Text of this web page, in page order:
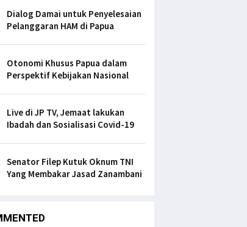
Dialog Damai untuk Penyelesaian
Pelanggaran HAM di Papua
Otonomi Khusus Papua dalam
Perspektif Kebijakan Nasional
Live di JP TV, Jemaat lakukan
Ibadah dan Sosialisasi Covid-19
Senator Filep Kutuk Oknum TNI
Yang Membakar Jasad Zanambani